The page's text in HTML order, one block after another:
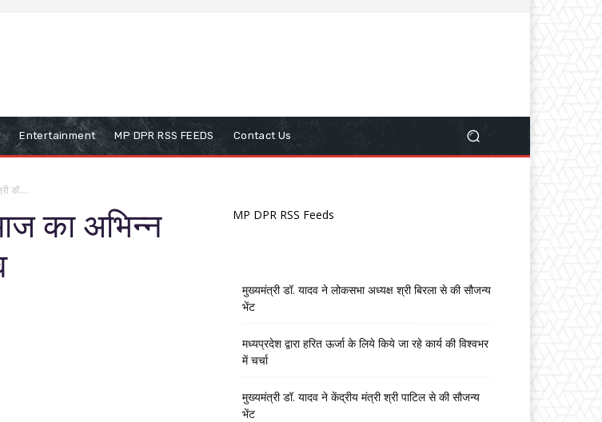
Entertainment MP DPR RSS FEEDS Contact Us
डॉ....
का अभिन्न
MP DPR RSS Feeds
मुख्यमंत्री डॉ. यादव ने लोकसभा अध्यक्ष श्री बिरला से की सौजन्य
भेंट
मध्यप्रदेश द्वारा हरित ऊर्जा के लिये किये जा रहे कार्य की विश्वभर
में चर्चा
मुख्यमंत्री डॉ. यादव ने केंद्रीय मंत्री श्री पाटिल से की सौजन्य
भेंट